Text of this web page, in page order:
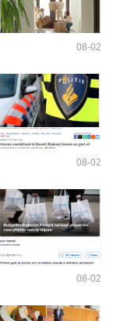
08-02
08-02
08-02